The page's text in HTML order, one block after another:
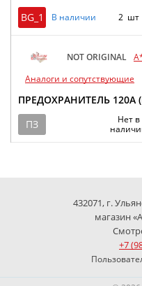
BG_1
В наличии 2 шт
NOT ORIGINAL
Аналоги и сопутствующие
ПРЕДОХРАНИТЕЛЬ 120A
ПЗ
Нет в
432071, г.
магазин
+7